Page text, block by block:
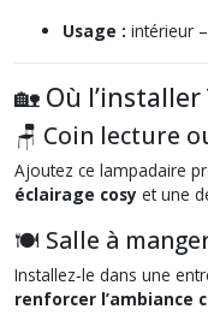
Usage : intérieur
🏡 Où l’installer
🪑 Coin lecture
Ajoutez ce lampadaire
éclairage cosy et une
🍽️ Salle à
Installez‑le dans une
renforcer l’ambiance